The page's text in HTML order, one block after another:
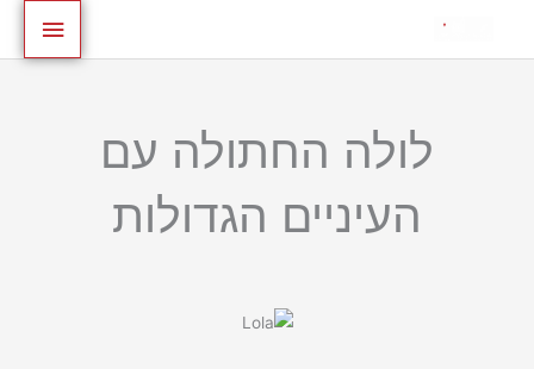
ראשי
לולה החתולה עם
העיניים הגדולות